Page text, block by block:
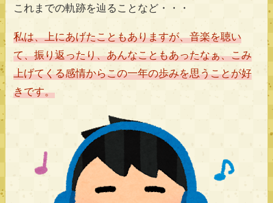
これまでの軌跡を辿ることなど・・・
私は、上にあげたこともありますが、音楽を聴い
て、振り返ったり、あんなこともあったなぁ、こみ
上げてくる感情からこの一年の歩みを思うことが好
きです。